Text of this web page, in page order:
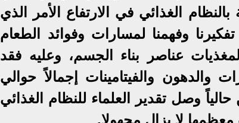
الغذائي في الارتفاع الأمر الذي
وفهمنا لمسارات وفوائد الطعام
عناصر بناء الجسم، وعليه فقد
والدهون والفيتامينات إجمالاً حوالي
حالياً وصل تقدير العلماء للنظام الغذائي